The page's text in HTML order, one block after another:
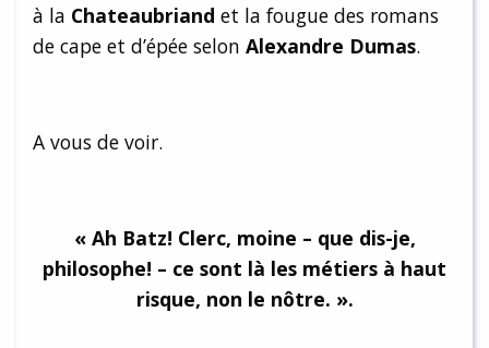
à la Chateaubriand et la fougue des romans
de cape et d’épée selon Alexandre Dumas.
A vous de voir.
« Ah Batz! Clerc, moine – que dis-je,
philosophe! – ce sont là les métiers à haut
risque, non le nôtre. ».